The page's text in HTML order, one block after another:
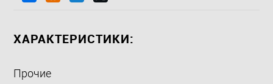
ХАРАКТЕРИСТИКИ:
Прочие